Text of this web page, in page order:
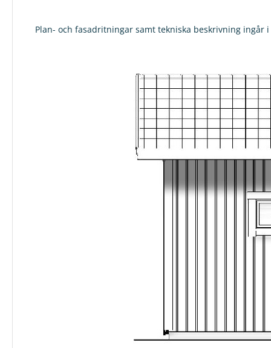
Plan- och fasadritningar samt tekniska beskrivning